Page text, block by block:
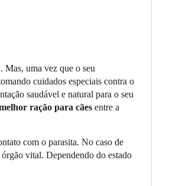
Mas, uma vez que o seu
cuidados especiais contra o
saudável e natural para o seu
ração para cães entre a
com o parasita. No caso de
vital. Dependendo do estado